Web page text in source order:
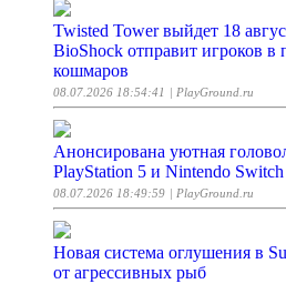
Twisted Tower выйдет 18
BioShock отправит игроков в
кошмаров
08.07.2026 18:54:41 | PlayGround.ru
Анонсирована уютная
PlayStation 5 и Nintendo
08.07.2026 18:49:59 | PlayGround.ru
Новая система оглушения в
от агрессивных рыб